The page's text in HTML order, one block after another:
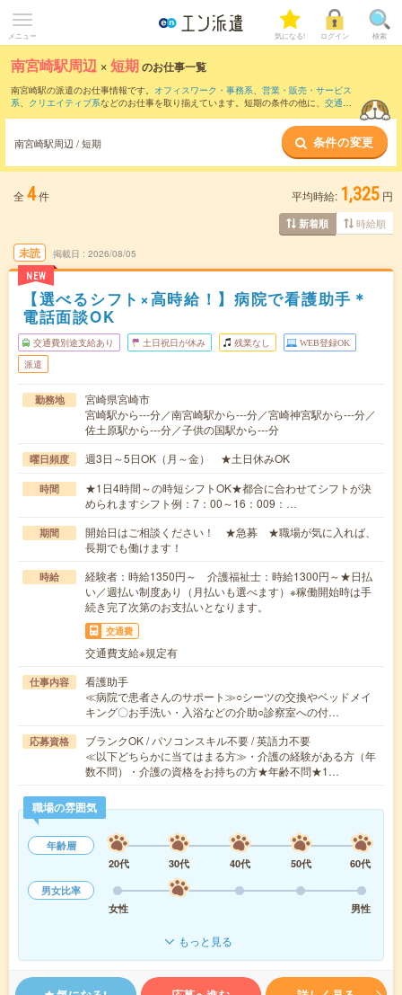
メニュー 気になる! ログイン 検索
南宮崎駅周辺 ×短期のお仕事一覧
南宮崎駅の派遣のお仕事情報です。 オフィスワーク・事務系、 営業・販売・サービス
系、 クリエイティブ系などのお仕事を取り揃えています。短期の条件の他に、 交通費
南宮崎駅周辺 / 短期 条件の変更
全 4件 平均時給: 1,325 円
新着順 時給順
未読
NEW
掲載日 2026/08/05
【選べるシフト×高時給！】病院で看護助手＊
電話面談OK
交通費別途支給あり 土日祝日が休み 残業なし WEB登録OK
派遣
勤務地
宮崎県宮崎市
宮崎駅から---分／南宮崎駅から---分／宮崎神宮駅から---分／
佐土原駅から---分／子供の国駅から---分
曜日頻度 週3日～5日OK（月～金） ★土日休みOK
時間
★1日4時間～の時短シフトOK★都合に合わせてシフトが決
められますシフト例：7：00～16：009：…
期間
開始日はご相談ください！ ★急募 ★職場が気に入れば、
長期でも働けます！
時給
経験者：時給1350円～ 介護福祉士：時給1300円～★日払
い／週払い制度あり（月払いも選べます）※稼働開始時は手
続き完了次第のお支払いとなります。
交通費
交通費支給※規定有
仕事内容
看護助手
≪病院で患者さんのサポート≫○シーツの交換やベッドメイ
キング〇お手洗い・入浴などの介助○診察室への付…
応募資格
ブランクOK / パソコンスキル不要 / 英語力不要
≪以下どちらかに当てはまる方≫・介護の経験がある方（年
数不問）・介護の資格をお持ちの方★年齢不問★1…
職場の雰囲気
年齢層
20代
30代 40代 50代
60代
男女比率
女性
男性
もっと見る